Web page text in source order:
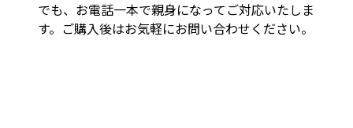
でも、お電話一本で親身になってご対応いたしま
す。ご購入後はお気軽にお問い合わせください。